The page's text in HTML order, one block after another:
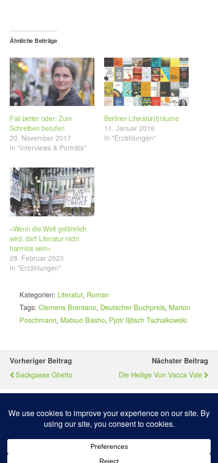
Ähnliche Beiträge
Fail better oder: Zum
Schreiben berufen
20. November 2017
In "Interviews & Porträts"
Berliner Literatur(t)räume
11. Januar 2016
In "Erzählungen"
»Wenn die Welt gefährlich
wird, darf Literatur nicht
harmlos sein«
28. Februar 2023
In "Erzählungen"
Kategorien: Literatur, Roman
Tags: Clemens Brentano, Deutscher Buchpreis, Marion
Poschmann, Matsuo Basho, Pjotr Iljitsch Tschaikowski
Vorheriger Beitrag
Sackgasse Ghetto
Nächster Beitrag
Die Heilige Von Vacca Vale
Zum Seitenanfang
Mobil Desktop